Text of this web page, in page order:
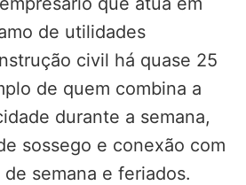
de utilidades
civil há quase 25
de quem combina a
durante a semana,
sossego e conexão com
semana e feriados.